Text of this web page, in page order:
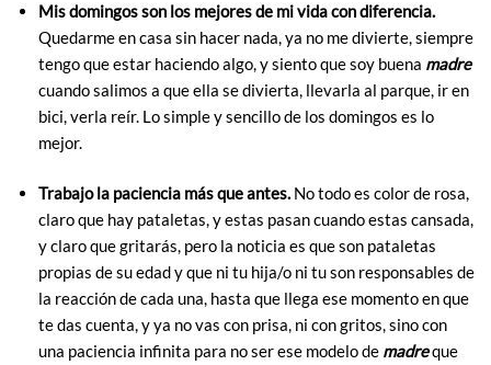
Mis domingos son los mejores de mi vida con diferencia.
Quedarme en casa sin hacer nada, ya no me divierte, siempre
tengo que estar haciendo algo, y siento que soy buena madre
cuando salimos a que ella se divierta, llevarla al parque, ir en
bici, verla reír. Lo simple y sencillo de los domingos es lo
mejor.
Trabajo la paciencia más que antes. No todo es color de rosa,
claro que hay pataletas, y estas pasan cuando estas cansada,
y claro que gritarás, pero la noticia es que son pataletas
propias de su edad y que ni tu hija/o ni tu son responsables de
la reacción de cada una, hasta que llega ese momento en que
te das cuenta, y ya no vas con prisa, ni con gritos, sino con
una paciencia infinita para no ser ese modelo de madreque